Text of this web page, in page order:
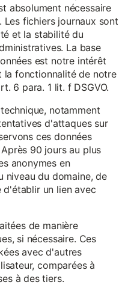
absolument nécessaire
fichiers journaux sont
et la stabilité du
La base
est notre intérêt
fonctionnalité de notre
6 para. 1 lit. f DSGVO.
notamment
d'attaques sur
ces données
90 jours au plus
anonymes en
niveau du domaine, de
un lien avec
de manière
si nécessaire. Ces
avec d'autres
comparées à
à des tiers.